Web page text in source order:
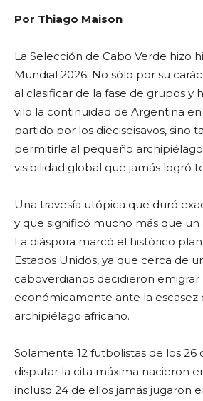
Por Thiago Maison
La Selección de Cabo Verde hizo
Mundial 2026. No sólo por su
al clasificar de la fase de grupos y
vilo la continuidad de Argentina
partido por los dieciseisavos, sino
permitirle al pequeño
visibilidad global que jamás logró
Una travesía utópica que duró
y que significó mucho más que
La diáspora marcó el histórico
Estados Unidos, ya que cerca de
caboverdianos decidieron
económicamente ante la
archipiélago africano.
Solamente 12 futbolistas de los 26
disputar la cita máxima nacieron
incluso 24 de ellos jamás jugaron